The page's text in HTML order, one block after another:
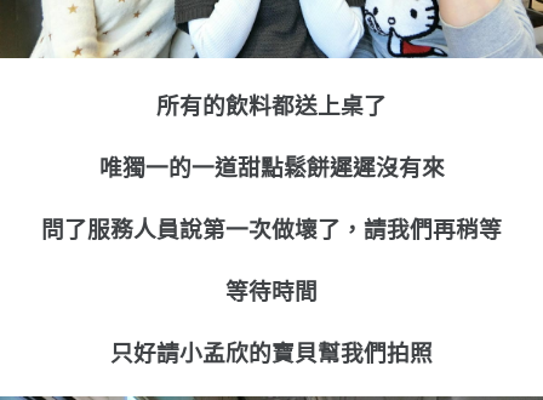
所有的飲料都送上桌了
唯獨一的一道甜點鬆餅遲遲沒有來
問了服務人員說第一次做壞了，請我們再稍等
等待時間
只好請小孟欣的寶貝幫我們拍照